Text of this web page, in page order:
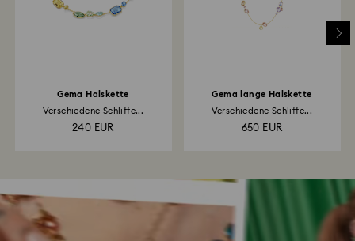
Gema Halskette
Verschiedene Schliffe...
240 EUR
Gema lange Halskette
Verschiedene Schliffe...
650 EUR